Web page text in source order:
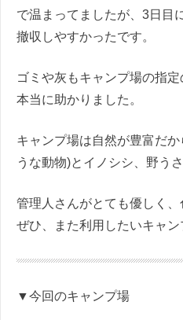
で温まってましたが、3日目
撤収しやすかったです。
ゴミや灰もキャンプ場の指
本当に助かりました。
キャンプ場は自然が豊富だ
うな動物)とイノシシ、野う
管理人さんがとても優しく
ぜひ、また利用したいキャン
▼今回のキャンプ場